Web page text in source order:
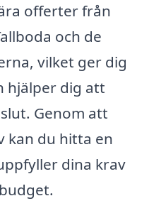
offerter från
och de
vilket ger dig
hjälper dig att
Genom att
kan du hitta en
dina krav